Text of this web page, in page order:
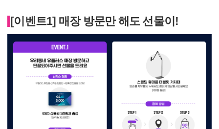
[이벤트1] 매장 방문만 해도 선물이!